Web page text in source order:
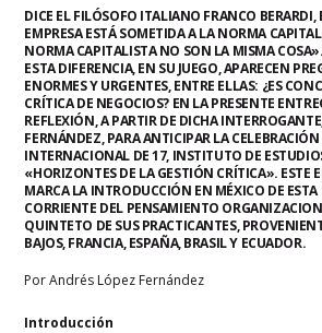
DICE EL FILÓSOFO ITALIANO FRANCO BERARDI,
EMPRESA ESTÁ SOMETIDA A LA NORMA
NORMA CAPITALISTA NO SON LA MISMA
ESTA DIFERENCIA, EN SU JUEGO, APARECEN
ENORMES Y URGENTES, ENTRE ELLAS: ¿ES
CRÍTICA DE NEGOCIOS? EN LA PRESENTE
REFLEXIÓN, A PARTIR DE DICHA
FERNÁNDEZ, PARA ANTICIPAR LA
INTERNACIONAL DE 17, INSTITUTO DE
«HORIZONTES DE LA GESTIÓN CRÍTICA». ESTE
MARCA LA INTRODUCCIÓN EN MÉXICO DE
CORRIENTE DEL PENSAMIENTO
QUINTETO DE SUS PRACTICANTES,
BAJOS, FRANCIA, ESPAÑA, BRASIL Y ECUADOR.
Por Andrés López Fernández
Introducción